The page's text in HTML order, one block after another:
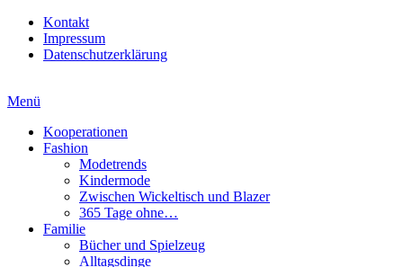
Kontakt
Impressum
Datenschutzerklärung
Menü
Kooperationen
Fashion
Modetrends
Kindermode
Zwischen Wickeltisch und Blazer
365 Tage ohne…
Familie
Bücher und Spielzeug
Alltagsdinge